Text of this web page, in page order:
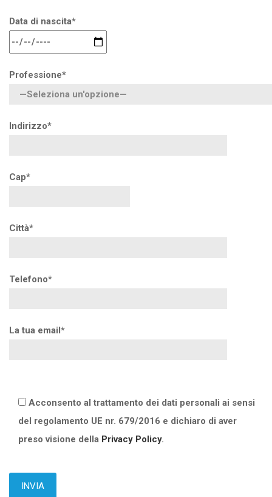
Data di nascita*
Professione*
Indirizzo*
Cap*
Città*
Telefono*
La tua email*
Acconsento al trattamento dei dati personali ai sensi
del regolamento UE nr. 679/2016 e dichiaro di aver
preso visione della Privacy Policy.